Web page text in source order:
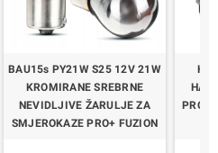
BAU15s PY21W S25 12V 21W
KROMIRANE SREBRNE
NEVIDLJIVE ŽARULJE ZA
SMJEROKAZE PRO+ FUZION
PRO+